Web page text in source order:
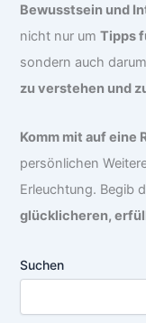
Bewusstsein und
nicht nur umTipps
sondern auch
zu verstehen und
Komm mit auf eine
persönlichen
Erleuchtung. Begib
glücklicheren,
Suchen